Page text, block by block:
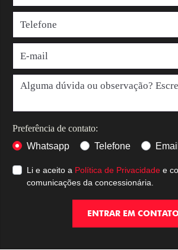
Preferência de contato:
Whatsapp
Telefone Email
Li e aceito a Política de Privacidade e
comunicações da concessionária.
ENTRAR EM